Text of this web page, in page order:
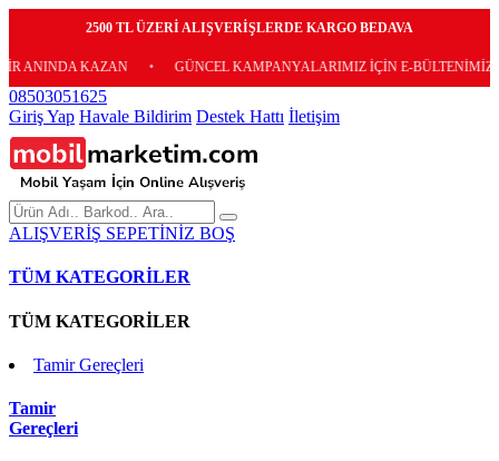
2500 TL ÜZERİ ALIŞVERİŞLERDE KARGO BEDAVA
• GÜNCEL KAMPANYALARIMIZ İÇİN E-BÜLTENİMİZE ÜCRETSİZ
08503051625
Giriş Yap Havale Bildirim Destek Hattı İletişim
ALIŞVERİŞ SEPETİNİZ BOŞ
TÜM KATEGORİLER
TÜM KATEGORİLER
Tamir Gereçleri
Tamir
Gereçleri